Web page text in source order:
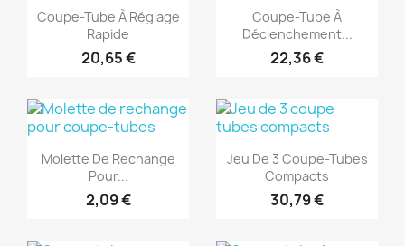
Aperçu rapide
Coupe-Tube À Réglage
Rapide
20,65 €
Aperçu rapide
Coupe-Tube À
Déclenchement...
22,36 €
Aperçu rapide
Molette De Rechange
Pour...
2,09 €
(1)
Aperçu rapide
Jeu De 3 Coupe-Tubes
Compacts
30,79 €